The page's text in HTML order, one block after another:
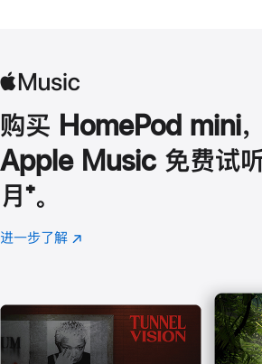
购买 HomePod mini，
Apple Music 免费试
月 脚
注
⁺。
进一步了解 Apple
(在
口
中
打